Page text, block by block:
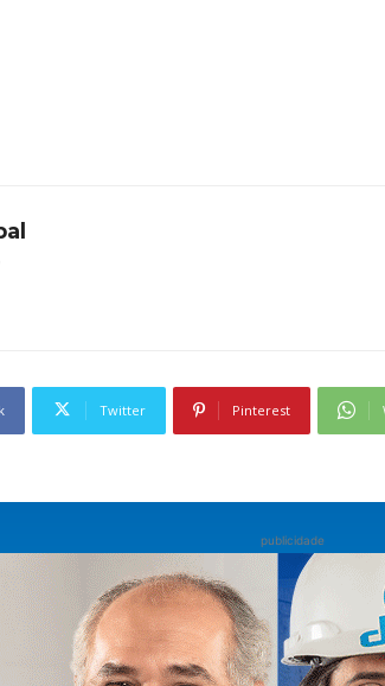
Twitter Pinterest
publicidade